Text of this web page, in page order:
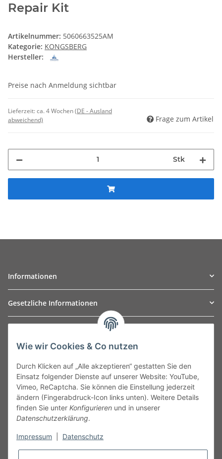
Repair Kit
Artikelnummer: 5060663525AM
Kategorie: KONGSBERG
Hersteller:
Preise nach Anmeldung sichtbar
Lieferzeit:ca. 4 Wochen(DE - Ausland
abweichend)
Frage zum Artikel
Stk
Informationen
Gesetzliche Informationen
Leibnizstraße 2a
Germany
Phone:+49 40 5287270
Fax:+49 40 5281050
Email:sales@tow-automotive.de
Wie wir Cookies & Co nutzen
Durch Klicken auf „Alle akzeptieren“ gestatten Sie den
Einsatz folgender Dienste auf unserer Website: YouTube,
Vimeo, ReCaptcha. Sie können die Einstellung jederzeit
ändern (Fingerabdruck-Icon links unten). Weitere Details
finden Sie unter Konfigurieren und in unserer
Datenschutzerklärung.
Impressum Datenschutz